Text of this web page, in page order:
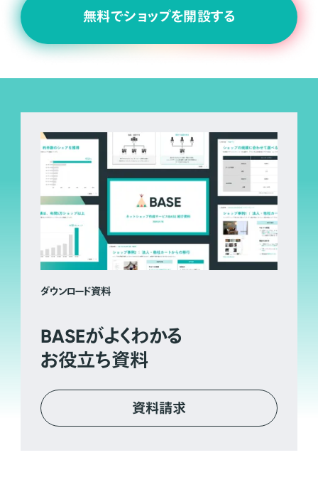
無料でショップを開設する
ダウンロード資料
BASEがよくわかる
お役立ち資料
資料請求